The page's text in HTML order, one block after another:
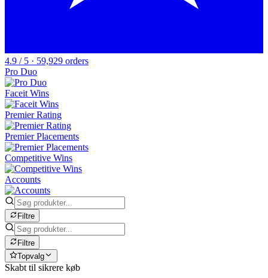
4.9 / 5 · 59,929 orders
Pro Duo
Faceit Wins
Premier Rating
Premier Placements
Competitive Wins
Accounts
Filtre
Filtre
Topvalg
Skabt til sikrere køb